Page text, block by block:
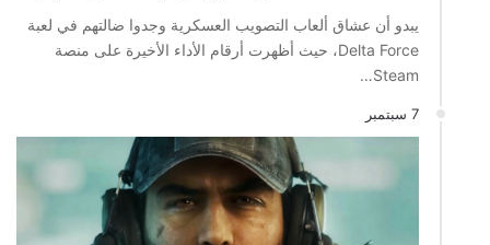
يبدو أن عشاق ألعاب التصويب العسكرية وجدوا ضالتهم في لعبة
Delta Force، حيث أظهرت أرقام الأداء الأخيرة على منصة
Steam…
7 سبتمبر